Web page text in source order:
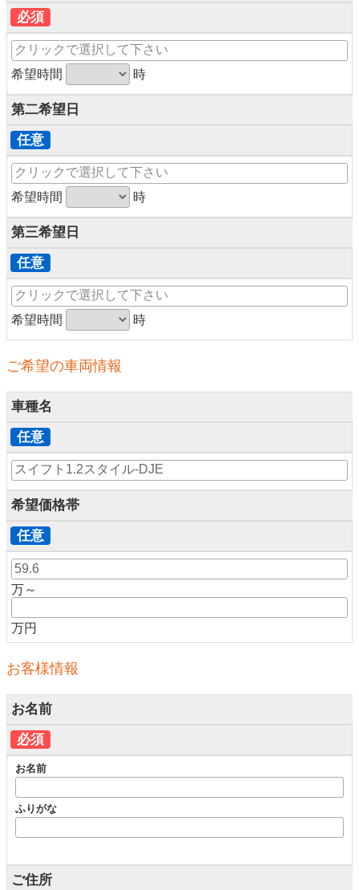
必須
希望時間 時
第二希望日
任意
希望時間 時
第三希望日
任意
希望時間 時
ご希望の車両情報
車種名
任意
希望価格帯
任意
万～
万円
お客様情報
お名前
必須
お名前
ふりがな
ご住所